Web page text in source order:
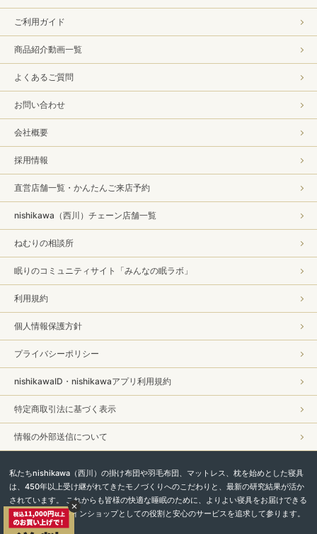
ご利用ガイド
商品紹介動画一覧
よくあるご質問
お問い合わせ
会社概要
採用情報
直営店舗一覧・かんたんご来店予約
nishikawa（西川）チェーン店舗一覧
ねむりの相談所
眠りのコミュニティサイト「みんなの眠ラボ」
利用規約
個人情報保護方針
プライバシーポリシー
nishikawaID・nishikawaアプリ利用規約
特定商取引法に基づく表示
情報の外部送信について
私たちnishikawa（西川）の掛け布団や羽毛布団、マットレス、枕を始めとした寝具
は、450年以上受け継がれてきたモノづくりへのこだわりと、最新の研究結果が活か
されています。 これからも皆様の快適な睡眠のために、よりよい寝具をお届けできる
よう、直営オンラインショップとしての役割と安心のサービスを追求して参ります。